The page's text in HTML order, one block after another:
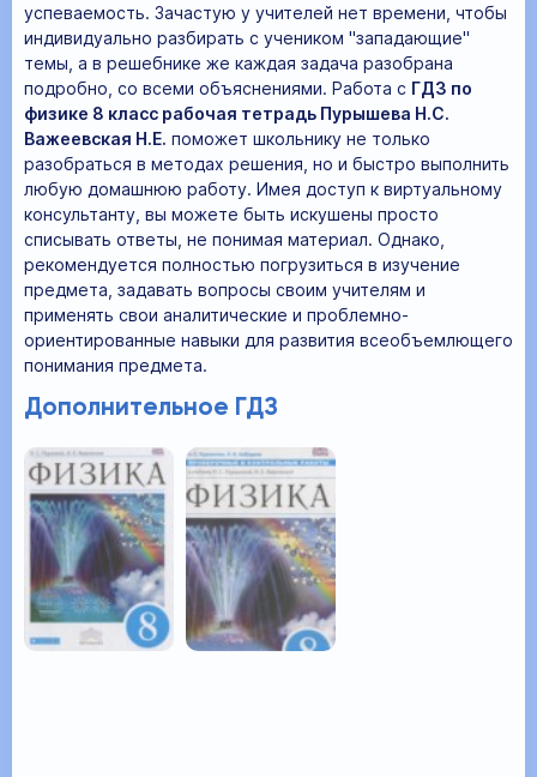
успеваемость. Зачастую у учителей нет времени, чтобы
индивидуально разбирать с учеником "западающие"
темы, а в решебнике же каждая задача разобрана
подробно, со всеми объяснениями. Работа с ГДЗ по
физике 8 класс рабочая тетрадь Пурышева Н.С.
Важеевская Н.Е. поможет школьнику не только
разобраться в методах решения, но и быстро выполнить
любую домашнюю работу. Имея доступ к виртуальному
консультанту, вы можете быть искушены просто
списывать ответы, не понимая материал. Однако,
рекомендуется полностью погрузиться в изучение
предмета, задавать вопросы своим учителям и
применять свои аналитические и проблемно-
ориентированные навыки для развития всеобъемлющего
понимания предмета.
Дополнительное ГДЗ